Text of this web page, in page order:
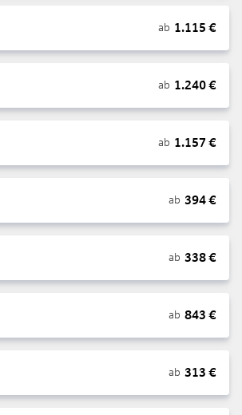
ab 1.115 €
ab 1.240€
ab 1.157 €
ab 394€
ab 338€
ab 843 €
ab 313 €